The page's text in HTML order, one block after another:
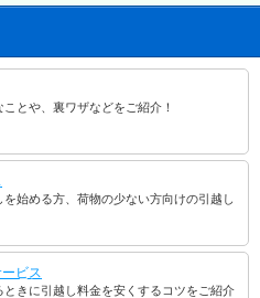
とや、裏ワザなどをご紹介！
始める方、荷物の少ない方向けの引越し
ビス
きに引越し料金を安くするコツをご紹介